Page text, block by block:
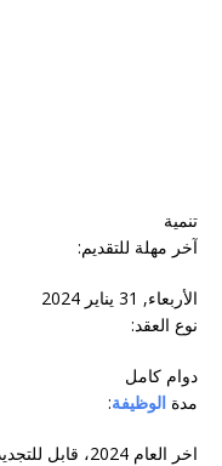
تنمية
آخر مهلة للتقديم:
الأربعاء, 31 يناير 2024
نوع العقد:
دوام‬ ‫كامل‬
مدة الوظيفة:
اخر العام 2024، قابل للتجديد بناءً على تقييم الاداء